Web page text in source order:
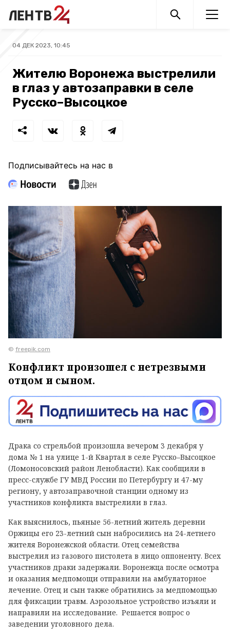
04 ДЕК 2023, 10:45
Жителю Воронежа выстрелили
в глаз у автозаправки в селе
Русско–Высоцкое
Подписывайтесь на нас в
© freepik.com
Конфликт произошел с нетрезвыми
отцом и сыном.
Драка со стрельбой произошла вечером 3 декабря у
дома № 1 на улице 1-й Квартал в селе Русско–Высоцкое
(Ломоносовский район Ленобласти). Как сообщили в
пресс-службе ГУ МВД России по Петербургу и 47-му
региону, у автозаправочной станции одному из
участников конфликта выстрелили в глаз.
Как выяснилось, пьяные 56-летний житель деревни
Оржицы его 23-летний сын набросились на 24-летнего
жителя Воронежской области. Отец семейства
выстрелил из газового пистолета в лицо оппоненту. Всех
участников драки задержали. Воронежца после осмотра
и оказания медпомощи отправили на амбулаторное
лечение. Отец и сын также обратились за медпомощью
для фиксации травм. Аэрозольное устройство изъяли и
направили на исследование. Решается вопрос о
заведении уголовного дела.